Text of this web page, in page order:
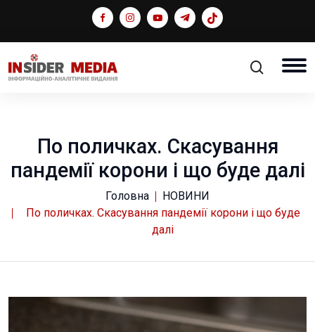
По поличках. Скасування
пандемії корони і що буде далі
Головна
НОВИНИ
По поличках. Скасування пандемії корони і що буде
далі